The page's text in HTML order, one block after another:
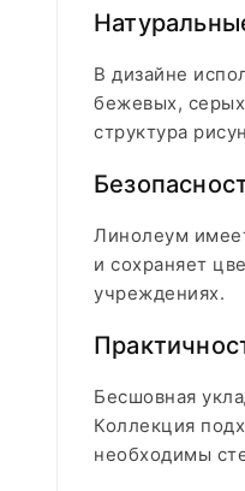
В дизайне
бежевых,
структура
Линолеум
и сохраняет
учреждениях.
Бесшовная
Коллекция
необходимы